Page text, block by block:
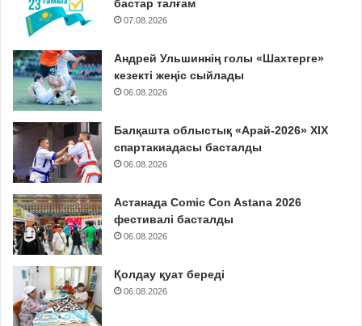
бастар талғам
07.08.2026
Андрей Ульшиннің голы «Шахтерге»
кезекті жеңіс сыйлады
06.08.2026
Балқашта облыстық «Арай-2026» XIX
спартакиадасы басталды
06.08.2026
Астанада Comic Con Astana 2026
фестивалі басталды
06.08.2026
Қолдау қуат береді
06.08.2026